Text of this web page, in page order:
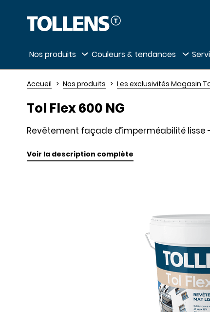
Passer la liste des magasins et aller au
Nos produits Couleurs & tendances
Accueil Nos produits Les exclusivités Magasin
Tol Flex 600 NG
Revêtement façade d’imperméabilité lisse
Voir la description complète